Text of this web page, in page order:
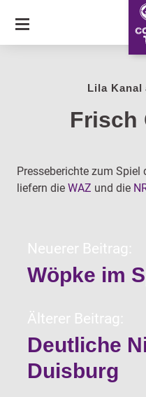
SKIP
TO
Lila Kanal
Frisch
Presseberichte zum Spiel
liefern die WAZ und die
Neuerer Beitrag:
Wöpke im
Älterer Beitrag:
Deutliche
Duisburg